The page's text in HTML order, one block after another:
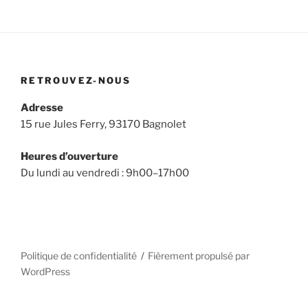
RETROUVEZ-NOUS
Adresse
15 rue Jules Ferry, 93170 Bagnolet
Heures d’ouverture
Du lundi au vendredi : 9h00–17h00
Politique de confidentialité
Fièrement propulsé par
WordPress